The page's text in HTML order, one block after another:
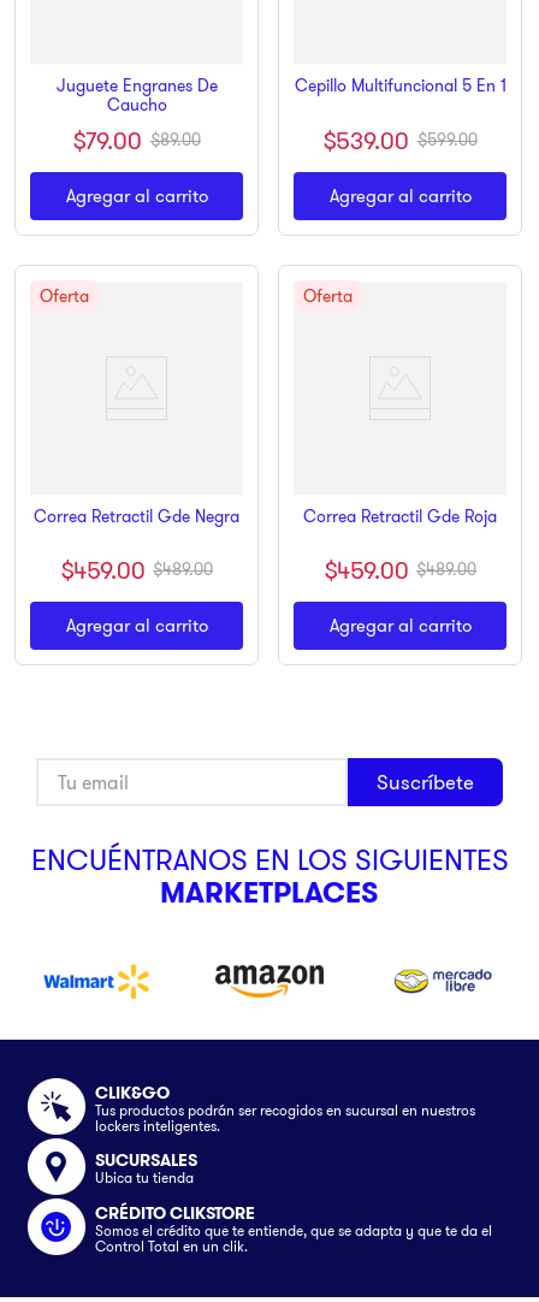
Juguete Engranes De
Caucho
$79.00 $89.00
Agregar al carrito
Cepillo Multifuncional 5 En 1
$539.00 $599.00
Agregar al carrito
Correa Retractil Gde Negra
$459.00 $489.00
Agregar al carrito
Correa Retractil Gde Roja
$459.00 $489.00
Agregar al carrito
Suscríbete
ENCUÉNTRANOS EN LOS SIGUIENTES
MARKETPLACES
CLIK&GO
Tus productos podrán ser recogidos en sucursal en nuestros
lockers inteligentes.
SUCURSALES
Ubica tu tienda
CRÉDITO CLIKSTORE
Somos el crédito que te entiende, que se adapta y que te da el
Control Total en un clik.